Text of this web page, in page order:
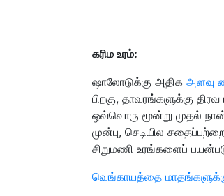
கரிம உரம்:
ஷாலோடுக்கு அதிக அளவு
பிறகு, தாவரங்களுக்கு
ஒவ்வொரு மூன்று முதல்
முன்பு, செடியில
சிறுமணி உரங்களைப்
வெங்காயத்தை